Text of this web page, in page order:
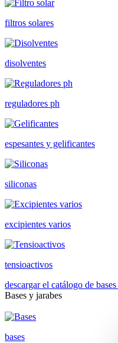
filtros solares
disolventes
reguladores ph
espesantes y gelificantes
siliconas
excipientes varios
tensioactivos
descargar el catálogo de bases
Bases y jarabes
bases